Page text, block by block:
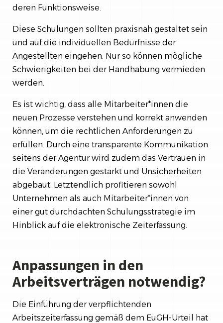
deren Funktionsweise.
Diese Schulungen sollten praxisnah gestaltet sein
und auf die individuellen Bedürfnisse der
Angestellten eingehen. Nur so können mögliche
Schwierigkeiten bei der Handhabung vermieden
werden.
Es ist wichtig, dass alle Mitarbeiter*innen die
neuen Prozesse verstehen und korrekt anwenden
können, um die rechtlichen Anforderungen zu
erfüllen. Durch eine transparente Kommunikation
seitens der Agentur wird zudem das Vertrauen in
die Veränderungen gestärkt und Unsicherheiten
abgebaut. Letztendlich profitieren sowohl
Unternehmen als auch Mitarbeiter*innen von
einer gut durchdachten Schulungsstrategie im
Hinblick auf die elektronische Zeiterfassung.
Anpassungen in den
Arbeitsverträgen notwendig?
Die Einführung der verpflichtenden
Arbeitszeiterfassung gemäß dem EuGH-Urteil hat